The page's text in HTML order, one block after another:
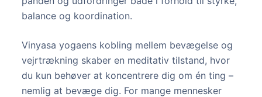
balance og koordination.
Vinyasa yogaens kobling mellem bevægelse og
vejrtrækning skaber en meditativ tilstand, hvor
du kun behøver at koncentrere dig om én ting –
nemlig at bevæge dig. For mange mennesker